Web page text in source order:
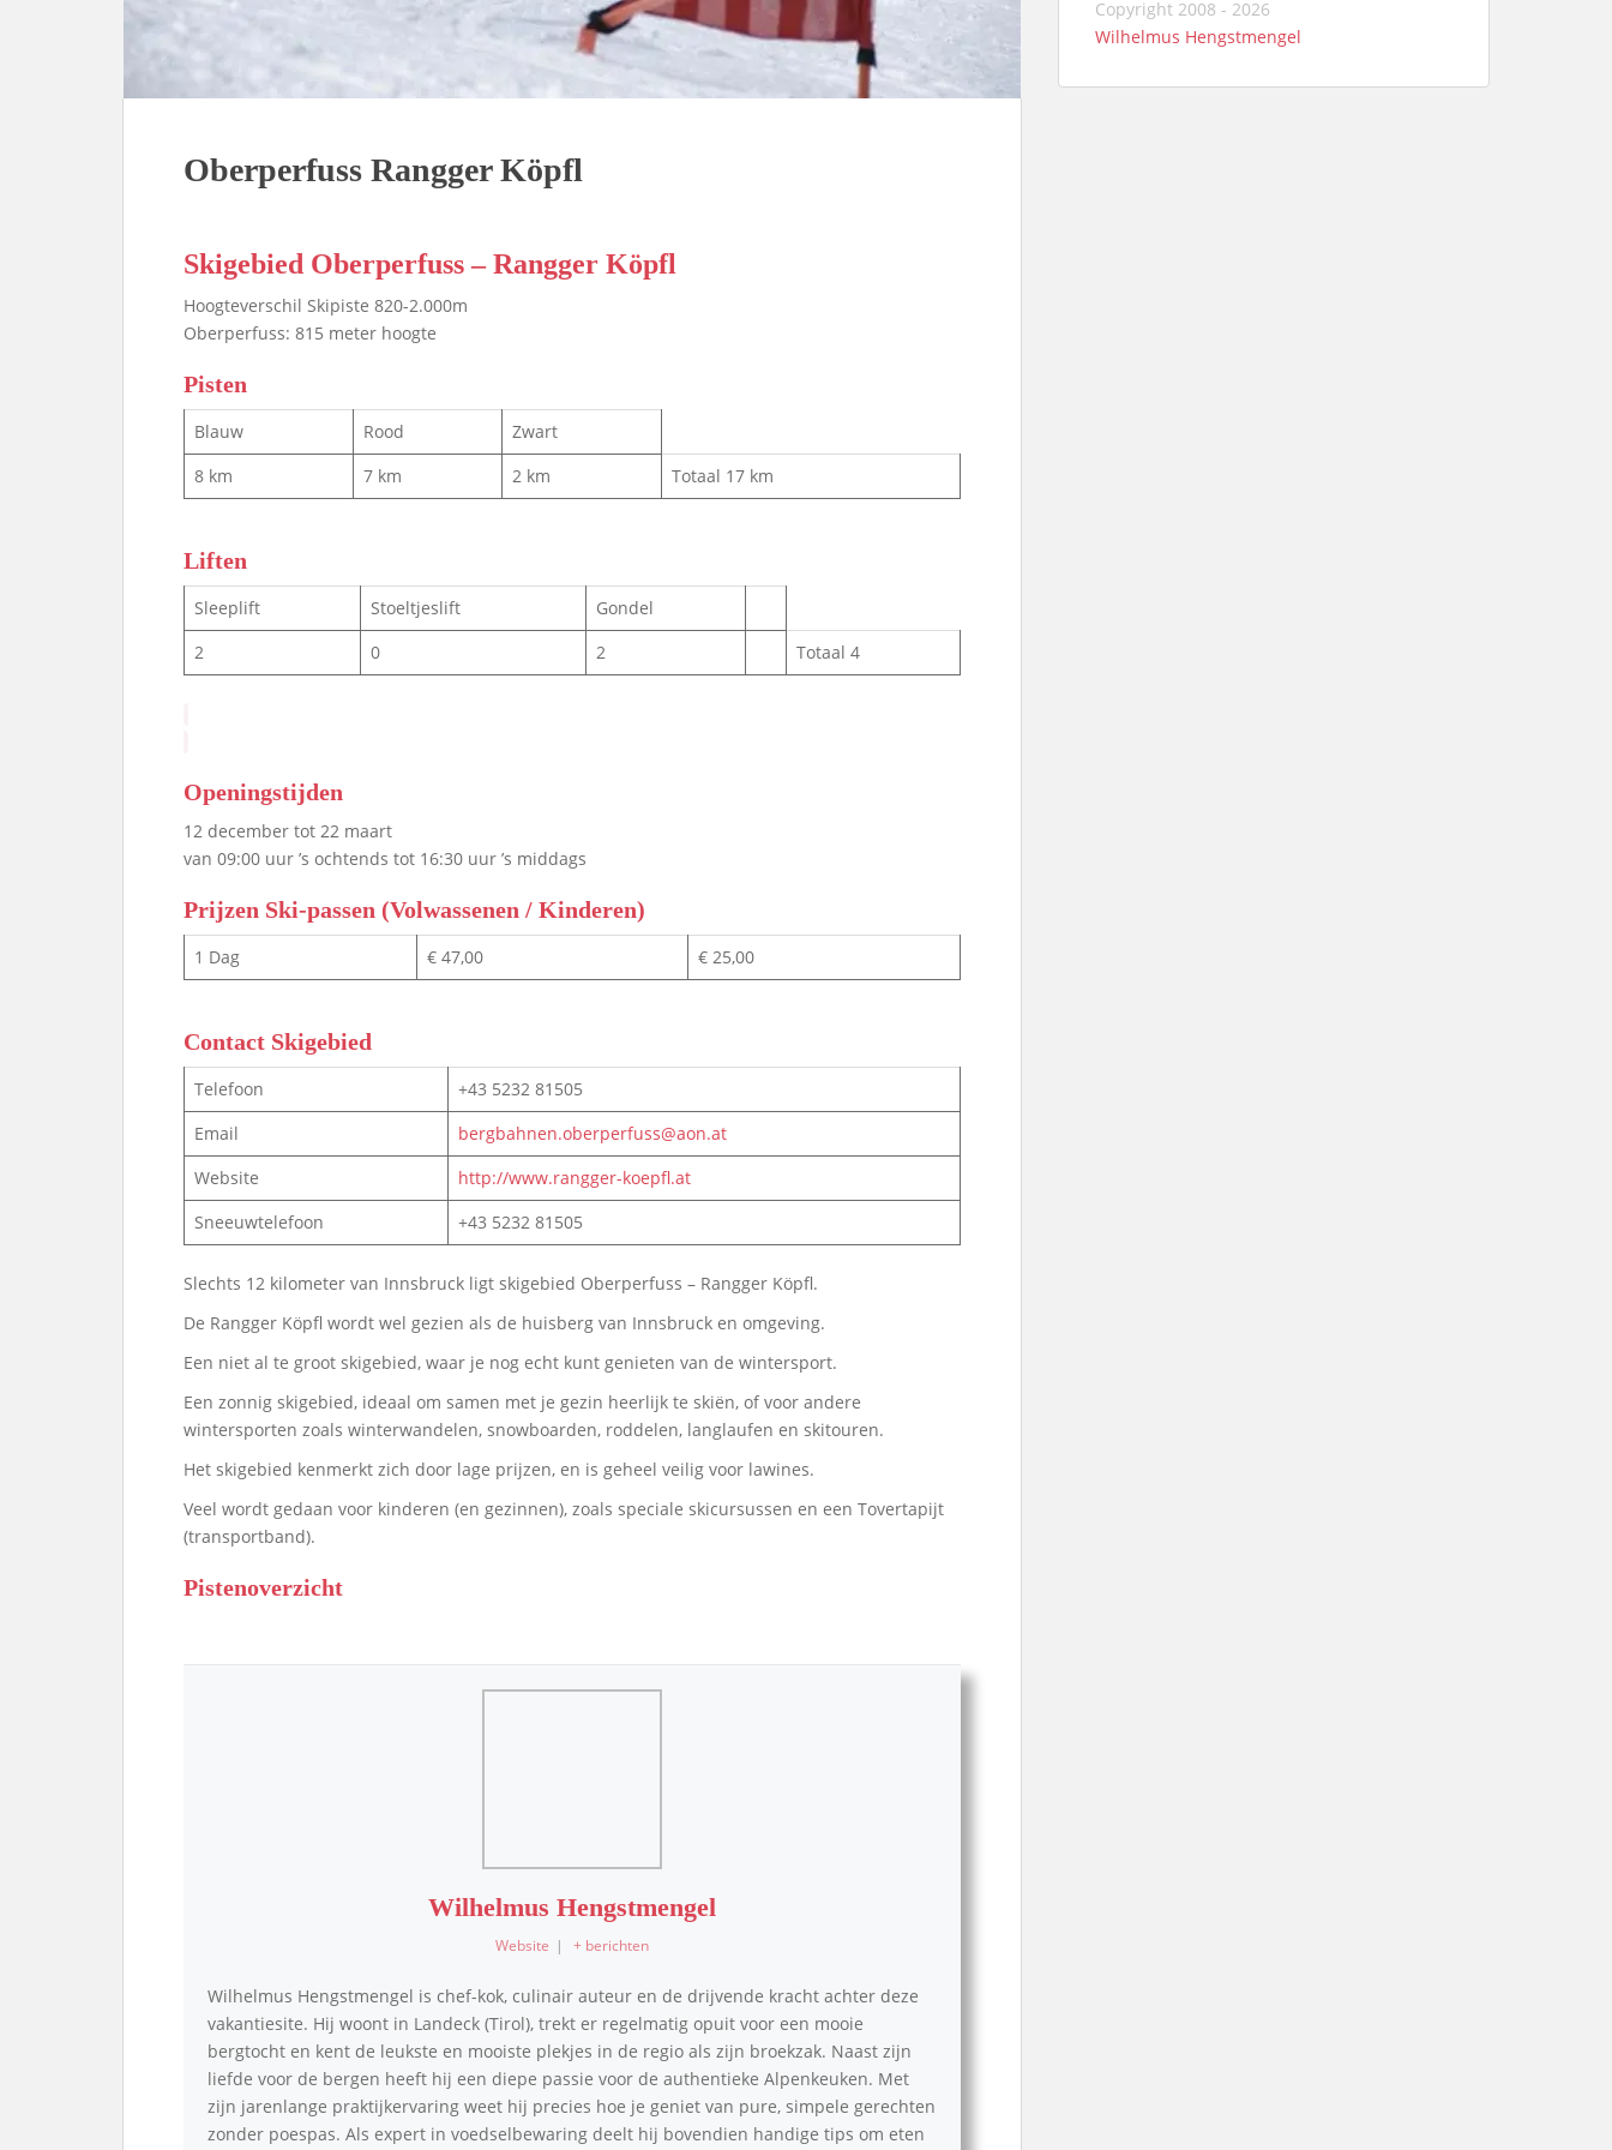
Oberperfuss Rangger Köpfl
Skigebied Oberperfuss – Rangger Köpfl
Hoogteverschil Skipiste 820-2.000m
Oberperfuss: 815 meter hoogte
Pisten
Blauw Rood
Zwart
8 km
7 km 2 km Totaal 17 km
Liften
Sleeplift Stoeltjeslift
Gondel
2
0 2 Totaal 4
Openingstijden
12 december tot 22 maart
van 09:00 uur ’s ochtends tot 16:30 uur ’s middags
Prijzen Ski-passen (Volwassenen / Kinderen)
1 Dag € 47,00 € 25,00
Contact Skigebied
Telefoon
+43 5232 81505
Email
bergbahnen.oberperfuss@aon.at
Website
http://www.rangger-koepfl.at
Sneeuwtelefoon
+43 5232 81505
Slechts 12 kilometer van Innsbruck ligt skigebied Oberperfuss – Rangger Köpfl.
De Rangger Köpfl wordt wel gezien als de huisberg van Innsbruck en omgeving.
Een niet al te groot skigebied, waar je nog echt kunt genieten van de wintersport.
Een zonnig skigebied, ideaal om samen met je gezin heerlijk te skiën, of voor andere
wintersporten zoals winterwandelen, snowboarden, roddelen, langlaufen en skitouren.
Het skigebied kenmerkt zich door lage prijzen, en is geheel veilig voor lawines.
Veel wordt gedaan voor kinderen (en gezinnen), zoals speciale skicursussen en een Tovertapijt
(transportband).
Pistenoverzicht
Wilhelmus Hengstmengel
Website | + berichten
Wilhelmus Hengstmengel is chef-kok, culinair auteur en de drijvende kracht achter deze
vakantiesite. Hij woont in Landeck (Tirol), trekt er regelmatig opuit voor een mooie
bergtocht en kent de leukste en mooiste plekjes in de regio als zijn broekzak. Naast zijn
liefde voor de bergen heeft hij een diepe passie voor de authentieke Alpenkeuken. Met
zijn jarenlange praktijkervaring weet hij precies hoe je geniet van pure, simpele gerechten
zonder poespas. Als expert in voedselbewaring deelt hij bovendien handige tips om eten
Copyright 2008 - 2026
Wilhelmus Hengstmengel